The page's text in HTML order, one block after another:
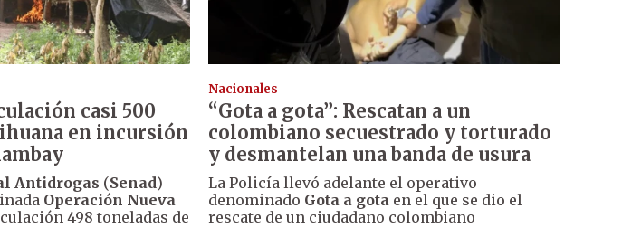
casi 500
en incursión
Antidrogas (Senad)
Operación Nueva
498 toneladas de
Nacionales
“Gota a gota”: Rescatan a un
colombiano secuestrado y torturado
y desmantelan una banda de usura
La Policía llevó adelante el operativo
denominado Gota a gotaen el que se dio el
rescate de un ciudadano colombiano